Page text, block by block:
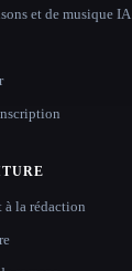
et de musique IA
la rédaction